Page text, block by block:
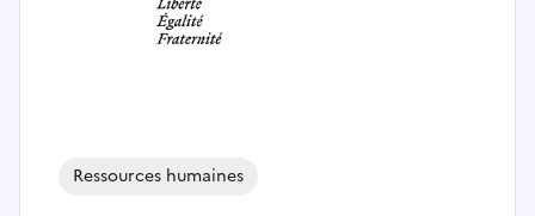
Ressources humaines